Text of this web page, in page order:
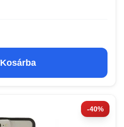
Kosárba
-40%